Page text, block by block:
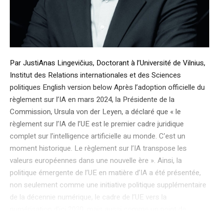
Par JustiAnas Lingevičius, Doctorant à l’Université de Vilnius,
Institut des Relations internationales et des Sciences
politiques English version below Après l’adoption officielle du
règlement sur l’IA en mars 2024, la Présidente de la
Commission, Ursula von der Leyen, a déclaré que « le
règlement sur l’IA de l’UE est le premier cadre juridique
complet sur l’intelligence artificielle au monde. C’est un
moment historique. Le règlement sur l’IA transpose les
valeurs européennes dans une nouvelle ère ». Ainsi, la
politique émergente de l’UE en matière d’IA a été présentée,
non seulement comme une initiative politique supplémentaire
de la décennie numérique, le cadre de l’UE vers la